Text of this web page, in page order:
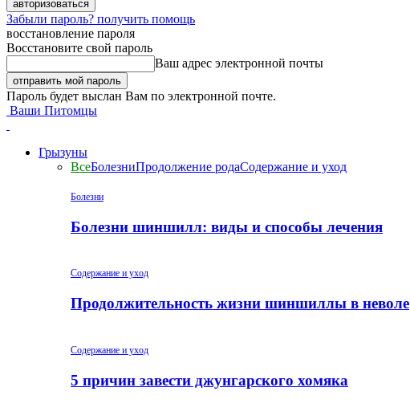
Забыли пароль? получить помощь
восстановление пароля
Восстановите свой пароль
Ваш адрес электронной почты
Пароль будет выслан Вам по электронной почте.
Ваши Питомцы
Грызуны
ВсеБолезниПродолжение родаСодержание и уход
Болезни
Болезни шиншилл: виды и способы лечения
Содержание и уход
Продолжительность жизни шиншиллы в неволе
Содержание и уход
5 причин завести джунгарского хомяка